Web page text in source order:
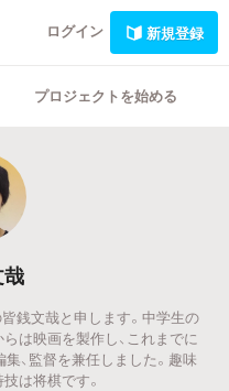
ログイン 新規登録
プロジェクトを始める
銭文哉と申します。中学生の
は映画を製作し、これまでに
集、監督を兼任しました。趣味
技は将棋です。